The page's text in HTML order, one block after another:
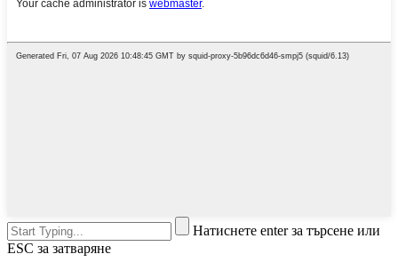
Натиснете enter за търсене или
ESC за затваряне